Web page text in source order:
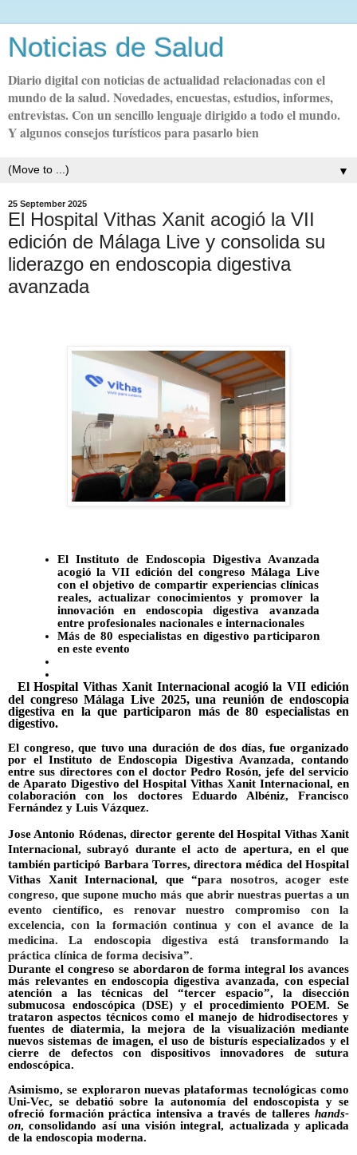
Noticias de Salud
Diario digital con noticias de actualidad relacionadas con el
mundo de la salud. Novedades, encuestas, estudios, informes,
entrevistas. Con un sencillo lenguaje dirigido a todo el mundo.
Y algunos consejos turísticos para pasarlo bien
▼
25 September 2025
El Hospital Vithas Xanit acogió la VII
edición de Málaga Live y consolida su
liderazgo en endoscopia digestiva
avanzada
El Instituto de Endoscopia Digestiva Avanzada
acogió la VII edición del congreso Málaga Live
con el objetivo de compartir experiencias clínicas
reales, actualizar conocimientos y promover la
innovación en endoscopia digestiva avanzada
entre profesionales nacionales e internacionales
Más de 80 especialistas en digestivo participaron
en este evento
El Hospital Vithas Xanit Internacional acogió la VII edición
del congreso Málaga Live 2025, una reunión de endoscopia
digestiva en la que participaron más de 80 especialistas en
digestivo.
El congreso, que tuvo una duración de dos días, fue organizado
por el Instituto de Endoscopia Digestiva Avanzada, contando
entre sus directores con el doctor Pedro Rosón, jefe del servicio
de Aparato Digestivo del Hospital Vithas Xanit Internacional, en
colaboración con los doctores Eduardo Albéniz, Francisco
Fernández y Luis Vázquez.
Jose Antonio Ródenas, director gerente del Hospital Vithas Xanit
Internacional, subrayó durante el acto de apertura, en el que
también participó Barbara Torres, directora médica del Hospital
Vithas Xanit Internacional, que “para nosotros, acoger este
congreso, que supone mucho más que abrir nuestras puertas a un
evento científico, es renovar nuestro compromiso con la
excelencia, con la formación continua y con el avance de la
medicina. La endoscopia digestiva está transformando la
práctica clínica de forma decisiva”.
Durante el congreso se abordaron de forma integral los avances
más relevantes en endoscopia digestiva avanzada, con especial
atención a las técnicas del “tercer espacio”, la disección
submucosa endoscópica (DSE) y el procedimiento POEM. Se
trataron aspectos técnicos como el manejo de hidrodisectores y
fuentes de diatermia, la mejora de la visualización mediante
nuevos sistemas de imagen, el uso de bisturís especializados y el
cierre de defectos con dispositivos innovadores de sutura
endoscópica.
Asimismo, se exploraron nuevas plataformas tecnológicas como
Uni-Vec, se debatió sobre la autonomía del endoscopista y se
ofreció formación práctica intensiva a través de talleres hands-
on, consolidando así una visión integral, actualizada y aplicada
de la endoscopia moderna.